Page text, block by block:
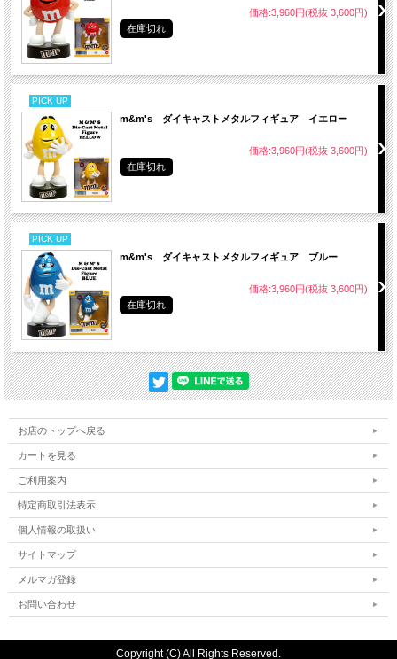
価格:3,960円(税抜 3,600円)
在庫切れ
PICK UP
m&m's ダイキャストメタルフィギュア イエロー
価格:3,960円(税抜 3,600円)
在庫切れ
PICK UP
m&m's ダイキャストメタルフィギュア ブルー
価格:3,960円(税抜 3,600円)
在庫切れ
お店のトップへ戻る
カートを見る
ご利用案内
特定商取引法表示
個人情報の取扱い
サイトマップ
メルマガ登録
お問い合わせ
Copyright (C) All Rights Reserved.